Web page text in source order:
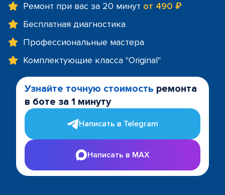
Ремонт при вас за 20 минут от 490 ₽
Бесплатная диагностика
Профессиональные мастера
Комплектующие класса "Original"
Узнайте точную стоимость ремонта
в боте за 1 минуту
Написать в Telegram
Написать в MAX